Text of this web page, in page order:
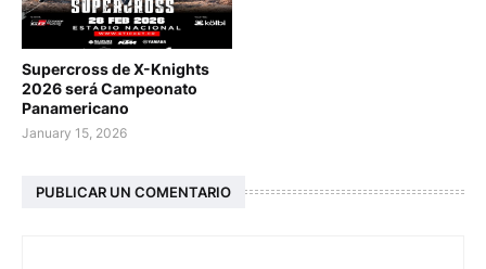
Supercross de X-Knights
2026 será Campeonato
Panamericano
January 15, 2026
PUBLICAR UN COMENTARIO